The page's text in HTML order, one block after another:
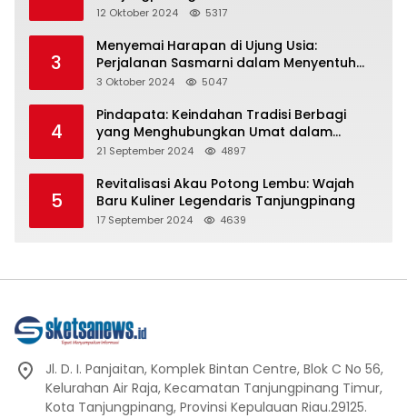
Representasi
12 Oktober 2024 5317
3
Menyemai Harapan di Ujung Usia:
Perjalanan Sasmarni dalam Menyentuh
Hati dan Jiwa
3 Oktober 2024 5047
4
Pindapata: Keindahan Tradisi Berbagi
yang Menghubungkan Umat dalam
Spiritualitas dan Kebersamaan dalam
21 September 2024 4897
5
Revitalisasi Akau Potong Lembu: Wajah
Baru Kuliner Legendaris Tanjungpinang
17 September 2024 4639
Jl. D. I. Panjaitan, Komplek Bintan Centre, Blok C No 56,
Kelurahan Air Raja, Kecamatan Tanjungpinang Timur,
Kota Tanjungpinang, Provinsi Kepulauan Riau.29125.